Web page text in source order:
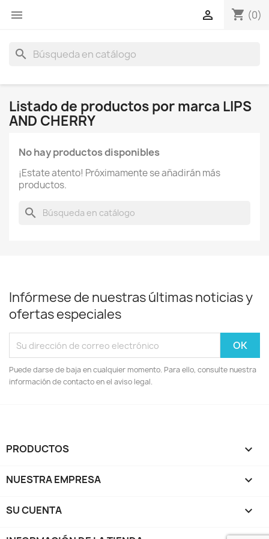
 shopping_cart (0)

search
Listado de productos por marca LIPS
AND CHERRY
No hay productos disponibles
¡Estate atento! Próximamente se añadirán más
productos.
search
Infórmese de nuestras últimas noticias y
ofertas especiales
Puede darse de baja en cualquier momento. Para ello, consulte nuestra
información de contacto en el aviso legal.
PRODUCTOS 
NUESTRA EMPRESA 
SU CUENTA 